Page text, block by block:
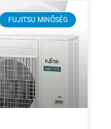
FUJITSU MINŐSÉG